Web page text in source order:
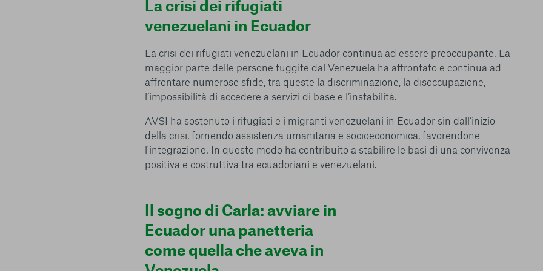
La crisi dei rifugiati
venezuelani in Ecuador
La crisi dei rifugiati venezuelani in Ecuador continua ad essere preoccupante. La
maggior parte delle persone fuggite dal Venezuela ha affrontato e continua ad
affrontare numerose sfide, tra queste la discriminazione, la disoccupazione,
l’impossibilità di accedere a servizi di base e l’instabilità.
AVSI ha sostenuto i rifugiati e i migranti venezuelani in Ecuador sin dall’inizio
della crisi, fornendo assistenza umanitaria e socioeconomica, favorendone
l'integrazione. In questo modo ha contribuito a stabilire le basi di una convivenza
positiva e costruttiva tra ecuadoriani e venezuelani.
Il sogno di Carla: avviare in
Ecuador una panetteria
come quella che aveva in